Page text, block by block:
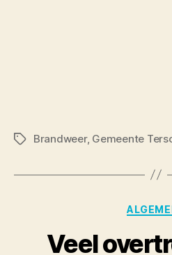
TagsBrandweer, Gemeente
Veel